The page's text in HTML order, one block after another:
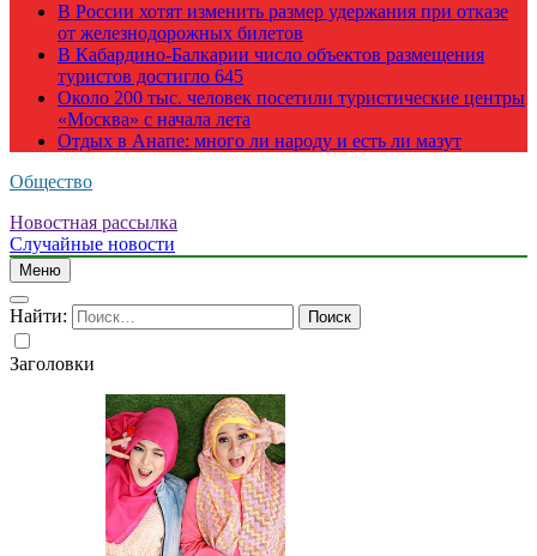
В России хотят изменить размер удержания при отказе
от железнодорожных билетов
В Кабардино-Балкарии число объектов размещения
туристов достигло 645
Около 200 тыс. человек посетили туристические центры
«Москва» с начала лета
Отдых в Анапе: много ли народу и есть ли мазут
Общество
Новостная рассылка
Случайные новости
Меню
Найти:
Заголовки